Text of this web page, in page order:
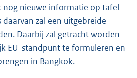
nog nieuwe informatie op tafel
zal een uitgebreide
Daarbij zal getracht worden
EU-standpunt te formuleren en
in Bangkok.